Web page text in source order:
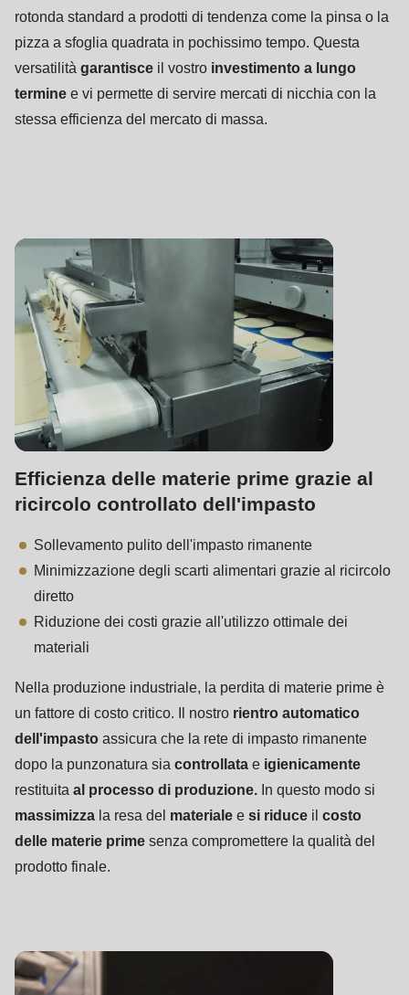
rotonda standard a prodotti di tendenza come la pinsa o la
pizza a sfoglia quadrata in pochissimo tempo. Questa
versatilità garantisce il vostro investimento a lungo
termine e vi permette di servire mercati di nicchia con la
stessa efficienza del mercato di massa.
Efficienza delle materie prime grazie al
ricircolo controllato dell'impasto
Sollevamento pulito dell'impasto rimanente
Minimizzazione degli scarti alimentari grazie al ricircolo
diretto
Riduzione dei costi grazie all'utilizzo ottimale dei
materiali
Nella produzione industriale, la perdita di materie prime è
un fattore di costo critico. Il nostro rientro automatico
dell'impasto assicura che la rete di impasto rimanente
dopo la punzonatura sia controllata e igienicamente
restituita al processo di produzione. In questo modo si
massimizza la resa del materiale e si riduce il costo
delle materie prime senza compromettere la qualità del
prodotto finale.